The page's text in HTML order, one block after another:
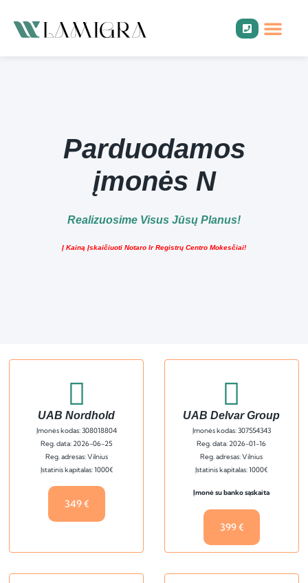
Parduodamos
įmonės N
Realizuosime Visus Jūsų Planus!
Į Kainą Įskaičiuoti Notaro Ir Registrų Centro Mokesčiai!
UAB Nordhold
Įmonės kodas: 308018804
Reg. data: 2026-06-25
Reg. adresas: Vilnius
Įstatinis kapitalas: 1000€
349 €
UAB Delvar Group
Įmonės kodas: 307554343
Reg. data: 2026-01-16
Reg. adresas: Vilnius
Įstatinis kapitalas: 1000€
Įmonė su banko sąskaita
399 €